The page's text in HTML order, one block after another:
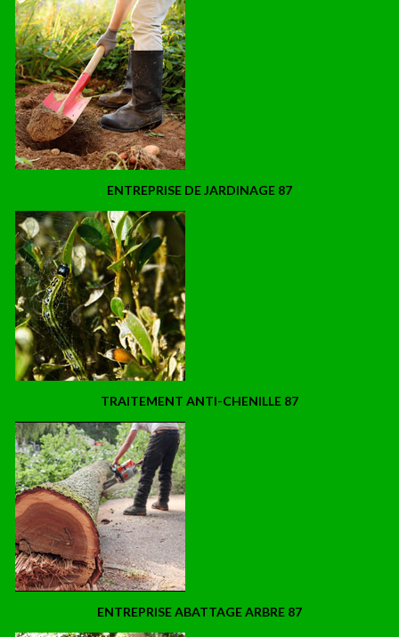
ENTREPRISE DE JARDINAGE 87
TRAITEMENT ANTI-CHENILLE 87
ENTREPRISE ABATTAGE ARBRE 87